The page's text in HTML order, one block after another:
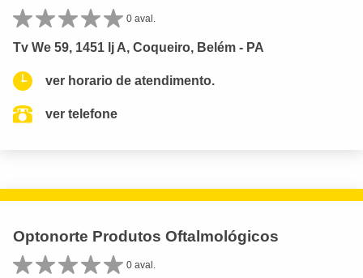
0 aval.
Tv We 59, 1451 lj A, Coqueiro, Belém - PA
ver horario de atendimento.
ver telefone
Optonorte Produtos Oftalmológicos
0 aval.